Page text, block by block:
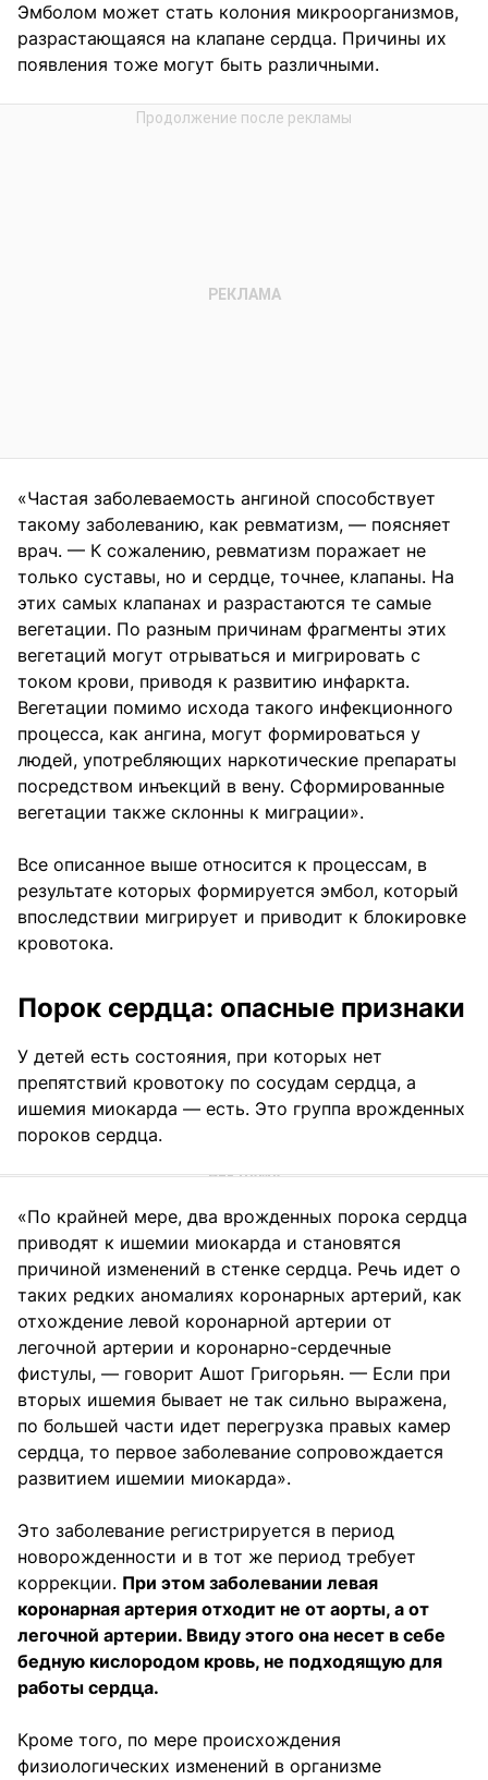
Эмболом может стать колония микроорганизмов,
разрастающаяся на клапане сердца. Причины их
появления тоже могут быть различными.
«Частая заболеваемость ангиной способствует
такому заболеванию, как ревматизм, — поясняет
врач. — К сожалению, ревматизм поражает не
только суставы, но и сердце, точнее, клапаны. На
этих самых клапанах и разрастаются те самые
вегетации. По разным причинам фрагменты этих
вегетаций могут отрываться и мигрировать с
током крови, приводя к развитию инфаркта.
Вегетации помимо исхода такого инфекционного
процесса, как ангина, могут формироваться у
людей, употребляющих наркотические препараты
посредством инъекций в вену. Сформированные
вегетации также склонны к миграции».
Все описанное выше относится к процессам, в
результате которых формируется эмбол, который
впоследствии мигрирует и приводит к блокировке
кровотока.
Порок сердца: опасные признаки
У детей есть состояния, при которых нет
препятствий кровотоку по сосудам сердца, а
ишемия миокарда — есть. Это группа врожденных
пороков сердца.
«По крайней мере, два врожденных порока сердца
приводят к ишемии миокарда и становятся
причиной изменений в стенке сердца. Речь идет о
таких редких аномалиях коронарных артерий, как
отхождение левой коронарной артерии от
легочной артерии и коронарно-сердечные
фистулы, — говорит Ашот Григорьян. — Если при
вторых ишемия бывает не так сильно выражена,
по большей части идет перегрузка правых камер
сердца, то первое заболевание сопровождается
развитием ишемии миокарда».
Это заболевание регистрируется в период
новорожденности и в тот же период требует
коррекции. При этом заболевании левая
коронарная артерия отходит не от аорты, а от
легочной артерии. Ввиду этого она несет в себе
бедную кислородом кровь, не подходящую для
работы сердца.
Кроме того, по мере происхождения
физиологических изменений в организме